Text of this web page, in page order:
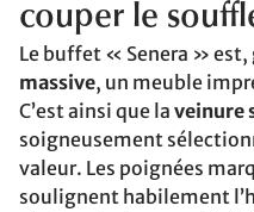
couper le
Le buffet « Senera » est,
massive, un meuble
C’est ainsi que la veinure
soigneusement
valeur. Les poignées
soulignent habilement